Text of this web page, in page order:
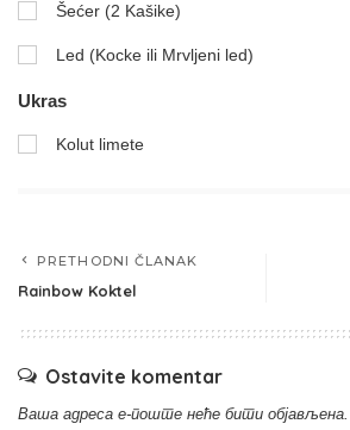
Šećer (2 Kašike)
Led (Kocke ili Mrvljeni led)
Ukras
Kolut limete
PRETHODNI ČLANAK
Rainbow Koktel
Ostavite komentar
Ваша адреса е-поште неће бити објављена.